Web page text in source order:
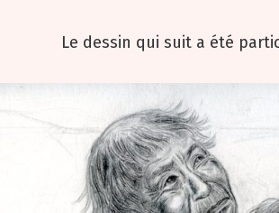
Le dessin qui suit a été